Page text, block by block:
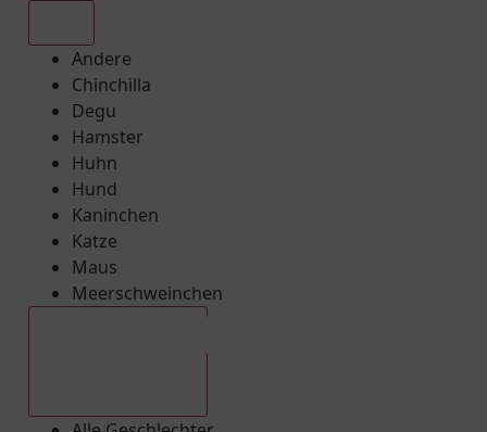
Andere
Chinchilla
Degu
Hamster
Huhn
Hund
Kaninchen
Katze
Maus
Meerschweinchen